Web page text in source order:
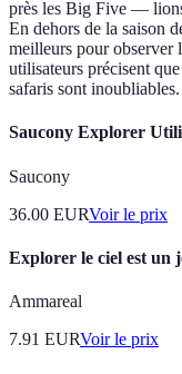
près les Big Five —
En dehors de la saison
meilleurs pour observer
utilisateurs précisent
safaris sont inoubliables.
Saucony Explorer
Saucony
36.00 EURVoir le prix
Explorer le ciel est un
Ammareal
7.91 EURVoir le prix